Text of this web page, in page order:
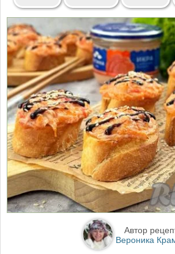
Автор
Вероника